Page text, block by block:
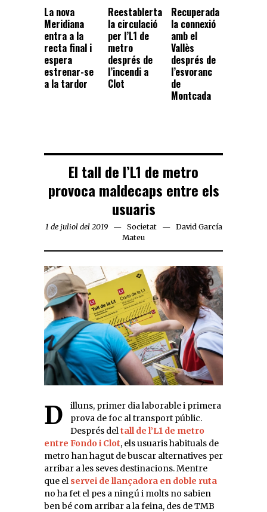
La nova
Meridiana
entra a la
recta final i
espera
estrenar-se
a la tardor
Reestablerta
la circulació
per l’L1 de
metro
després de
l’incendi a
Clot
Recuperada
la connexió
amb el
Vallès
després de
l’esvoranc
de
Montcada
El tall de l’L1 de metro
provoca maldecaps entre els
usuaris
1 de juliol del 2019 Societat
David García
Mateu
Dilluns, primer dia laborable i primera
prova de foc al transport públic.
Després deltall de l’L1 de metro
entre Fondo i Clot, els usuaris habituals de
metro han hagut de buscar alternatives per
arribar a les seves destinacions. Mentre
que el servei de llançadora en doble ruta
no ha fet el pes a ningú i molts no sabien
ben bé com arribar a la feina, des de TMB